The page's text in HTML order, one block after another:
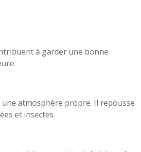
à garder une bonne
atmosphère propre. Il repousse
et insectes.